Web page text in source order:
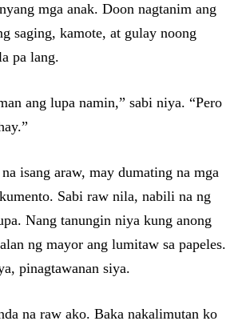
mga anak. Doon nagtanim ang
saging, kamote, at gulay noong
pa lang.
ang lupa namin,” sabi niya. “Pero
isang araw, may dumating na mga
Sabi raw nila, nabili na ng
Nang tanungin niya kung anong
ng mayor ang lumitaw sa papeles.
pinagtawanan siya.
na raw ako. Baka nakalimutan ko